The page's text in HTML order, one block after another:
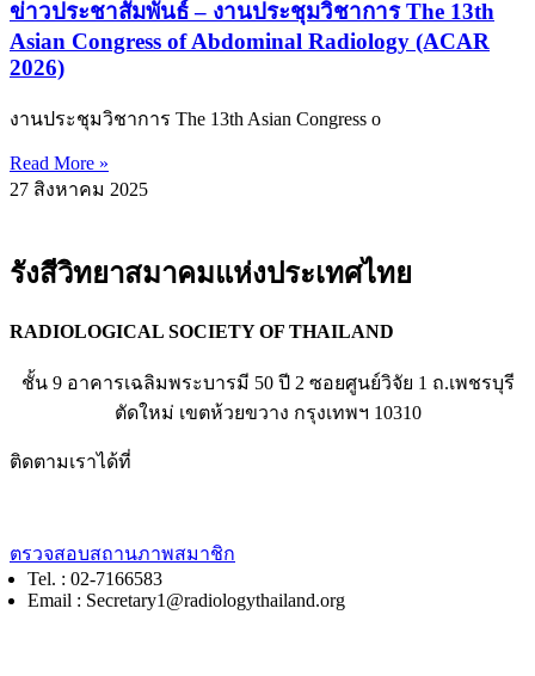
ข่าวประชาสัมพันธ์ – งานประชุมวิชาการ The 13th
Asian Congress of Abdominal Radiology (ACAR
2026)
งานประชุมวิชาการ The 13th Asian Congress o
Read More »
27 สิงหาคม 2025
รังสีวิทยาสมาคมแห่งประเทศไทย
RADIOLOGICAL SOCIETY OF THAILAND
ชั้น 9 อาคารเฉลิมพระบารมี 50 ปี 2 ซอยศูนย์วิจัย 1 ถ.เพชรบุรี
ตัดใหม่ เขตห้วยขวาง กรุงเทพฯ 10310
ติดตามเราได้ที่
ตรวจสอบสถานภาพสมาชิก
Tel. : 02-7166583
Email : Secretary1@radiologythailand.org